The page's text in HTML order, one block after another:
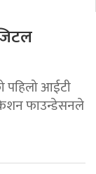
पहिलो आईटी
फाउन्डेसनले